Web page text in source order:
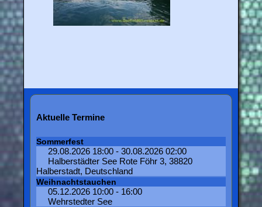
Aktuelle Termine
Sommerfest
29.08.2026 18:00 - 30.08.2026 02:00
Halberstädter See Rote Föhr 3, 38820
Halberstadt, Deutschland
Weihnachtstauchen
05.12.2026 10:00 - 16:00
Wehrstedter See